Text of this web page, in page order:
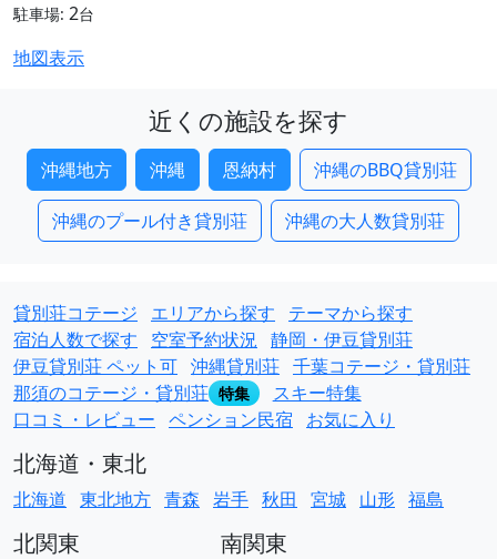
駐車場: 2台
地図表示
近くの施設を探す
沖縄地方 沖縄 恩納村 沖縄のBBQ貸別荘
沖縄のプール付き貸別荘 沖縄の大人数貸別荘
貸別荘コテージ エリアから探す
テーマから探す
宿泊人数で探す
空室予約状況 静岡・伊豆貸別荘
伊豆貸別荘 ペット可 沖縄貸別荘 千葉コテージ・貸別荘
那須のコテージ・貸別荘 特集
スキー特集
口コミ・レビュー ペンション民宿 お気に入り
北海道・東北
北海道 東北地方 青森 岩手 秋田 宮城 山形 福島
北関東 南関東